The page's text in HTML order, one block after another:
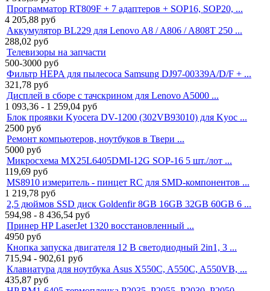
Программатор RT809F + 7 адаптеров + SOP16, SOP20, ...
4 205,88 руб
Аккумулятор BL229 для Lenovo A8 / A806 / A808T 250 ...
288,02 руб
Телевизоры на запчасти
500-3000 руб
Фильтр HEPA для пылесоса Samsung DJ97-00339A/D/F + ...
321,78 руб
Дисплей в сборе с тачскрином для Lenovo A5000 ...
1 093,36 - 1 259,04 руб
Блок проявки Kyocera DV-1200 (302VB93010) для Kyoc ...
2500 руб
Ремонт компьютеров, ноутбуков в Твери ...
5000 руб
Микросхема MX25L6405DMI-12G SOP-16 5 шт./лот ...
119,69 руб
MS8910 измеритель - пинцет RC для SMD-компонентов ...
1 219,78 руб
2,5 дюймов SSD диск Goldenfir 8GB 16GB 32GB 60GB 6 ...
594,98 - 8 436,54 руб
Принер HP LaserJet 1320 восстановленный ...
4950 руб
Кнопка запуска двигателя 12 В светодиодный 2in1, 3 ...
715,94 - 902,61 руб
Клавиатура для ноутбука Asus X550C, A550C, A550VB, ...
435,87 руб